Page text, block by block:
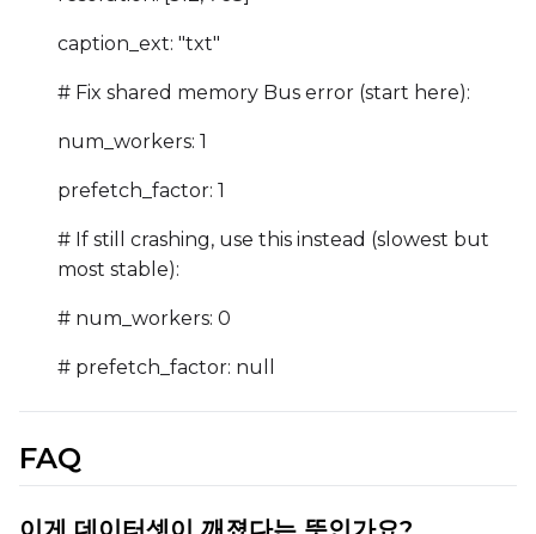
caption_ext: "txt"
# Fix shared memory Bus error (start here):
num_workers: 1
prefetch_factor: 1
# If still crashing, use this instead (slowest but
most stable):
# num_workers: 0
# prefetch_factor: null
FAQ